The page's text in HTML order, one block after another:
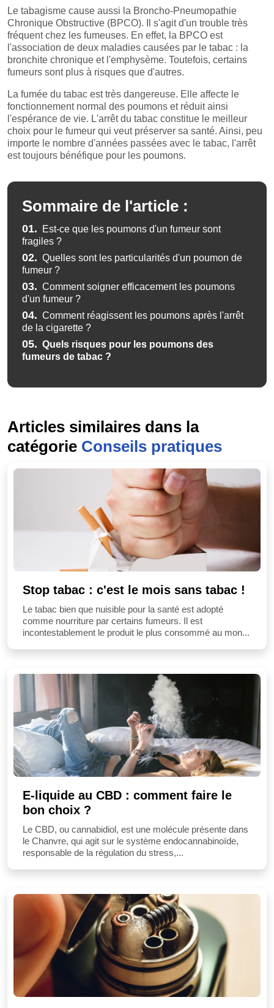
Le tabagisme cause aussi la Broncho-Pneumopathie
Chronique Obstructive (BPCO). Il s'agit d'un trouble très
fréquent chez les fumeuses. En effet, la BPCO est
l'association de deux maladies causées par le tabac : la
bronchite chronique et l'emphysème. Toutefois, certains
fumeurs sont plus à risques que d'autres.
La fumée du tabac est très dangereuse. Elle affecte le
fonctionnement normal des poumons et réduit ainsi
l'espérance de vie. L'arrêt du tabac constitue le meilleur
choix pour le fumeur qui veut préserver sa santé. Ainsi, peu
importe le nombre d'années passées avec le tabac, l'arrêt
est toujours bénéfique pour les poumons.
Sommaire de l'article :
01.
Est-ce que les poumons d'un fumeur sont
fragiles ?
02. Quelles sont les particularités d'un poumon de
fumeur ?
03. Comment soigner efficacement les poumons
d'un fumeur ?
04. Comment réagissent les poumons après l'arrêt
de la cigarette ?
05. Quels risques pour les poumons des
fumeurs de tabac ?
Articles similaires dans la
catégorie Conseils pratiques
Stop tabac : c'est le mois sans tabac !
Le tabac bien que nuisible pour la santé est adopté
comme nourriture par certains fumeurs. Il est
incontestablement le produit le plus consommé au mon...
E-liquide au CBD : comment faire le
bon choix ?
Le CBD, ou cannabidiol, est une molécule présente dans
le Chanvre, qui agit sur le système endocannabinoïde,
responsable de la régulation du stress,...